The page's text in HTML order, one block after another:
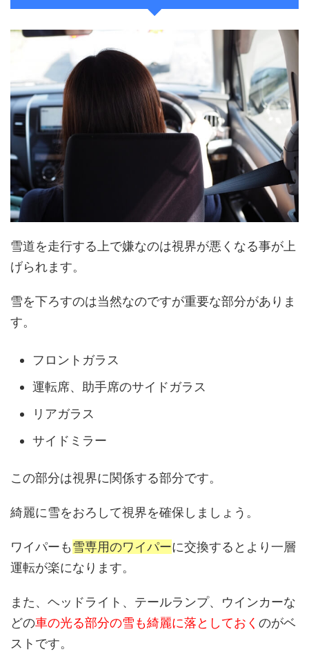
雪道を走行する上で嫌なのは視界が悪くなる事が上
げられます。
雪を下ろすのは当然なのですが重要な部分がありま
す。
フロントガラス
運転席、助手席のサイドガラス
リアガラス
サイドミラー
この部分は視界に関係する部分です。
綺麗に雪をおろして視界を確保しましょう。
ワイパーも雪専用のワイパーに交換するとより一層
運転が楽になります。
また、ヘッドライト、テールランプ、ウインカーな
どの車の光る部分の雪も綺麗に落としておく のがベ
ストです。